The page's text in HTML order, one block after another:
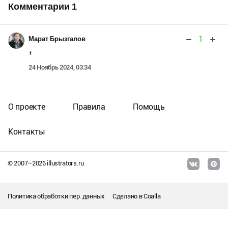
Комментарии 1
Марат Брызгалов 1
+
24 Ноябрь 2024, 03:34
© 2007–2026illustrators.ru
О проекте Правила Помощь
Контакты
Политика обработки пер. данных Сделано вCoalla